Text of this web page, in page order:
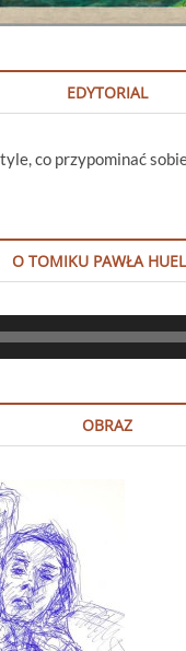
EDYTORIAL
co przypominać
O TOMIKU PAWŁA
OBRAZ